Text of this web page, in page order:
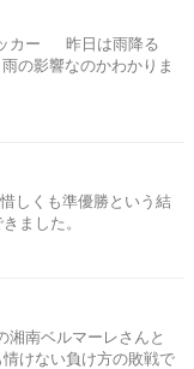
ッカー 昨日は雨降る
影響なのかわかりま
しくも準優勝という結
ました。
湘南ベルマーレさんと
けない負け方の敗戦で